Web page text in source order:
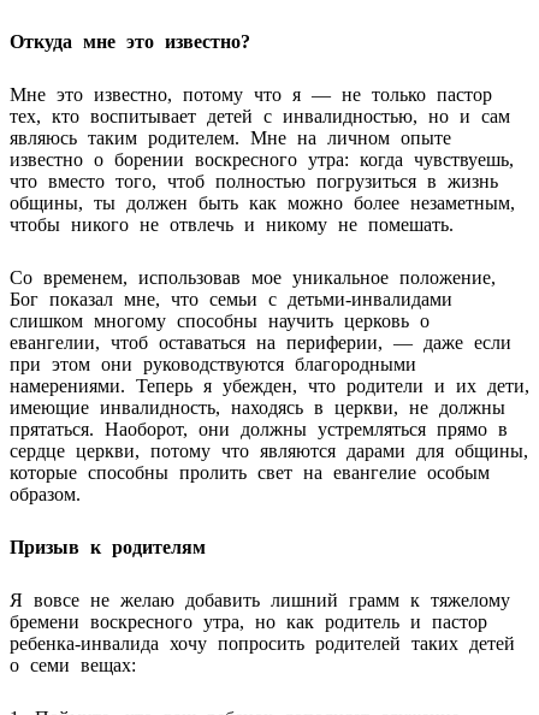
Откуда мне это известно?
Мне это известно, потому что я — не только пастор
тех, кто воспитывает детей с инвалидностью, но и сам
являюсь таким родителем. Мне на личном опыте
известно о борении воскресного утра: когда чувствуешь,
что вместо того, чтоб полностью погрузиться в жизнь
общины, ты должен быть как можно более незаметным,
чтобы никого не отвлечь и никому не помешать.
Со временем, использовав мое уникальное положение,
Бог показал мне, что семьи с детьми-инвалидами
слишком многому способны научить церковь о
евангелии, чтоб оставаться на периферии, — даже если
при этом они руководствуются благородными
намерениями. Теперь я убежден, что родители и их дети,
имеющие инвалидность, находясь в церкви, не должны
прятаться. Наоборот, они должны устремляться прямо в
сердце церкви, потому что являются дарами для общины,
которые способны пролить свет на евангелие особым
образом.
Призыв к родителям
Я вовсе не желаю добавить лишний грамм к тяжелому
бремени воскресного утра, но как родитель и пастор
ребенка-инвалида хочу попросить родителей таких детей
о семи вещах: